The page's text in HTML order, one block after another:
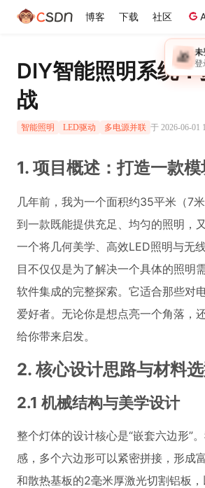
博客 下载 社区
🎁 未
登
DIY智能照明系统
战
智能照明 LED驱动 多电源并联 于 2026-06-01
1. 项目概述：打造一款
几年前，我为一个面积约35平米（7
到一款既能提供充足、均匀的照明，
一个将几何美学、高效LED照明与
目不仅仅是为了解决一个具体的照明
软件集成的完整探索。它适合那些对
爱好者。无论你是想点亮一个角落，
给你带来启发。
2. 核心设计思路与材料
2.1 机械结构与美学设计
整个灯体的设计核心是“嵌套六边形”
感，多个六边形可以紧密拼接，形成
和散热基板的2毫米厚激光切割铝板